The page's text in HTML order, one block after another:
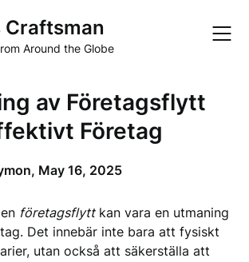
Craftsman
Around the Globe
av Företagsflytt
Företag
May 16, 2025
företagsflyttkan vara en utmaning
Det innebär inte bara att fysiskt
utan också att säkerställa att